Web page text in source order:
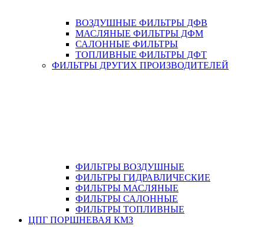
ВОЗДУШНЫЕ ФИЛЬТРЫ ДФВ
МАСЛЯНЫЕ ФИЛЬТРЫ ДФМ
САЛОННЫЕ ФИЛЬТРЫ
ТОПЛИВНЫЕ ФИЛЬТРЫ ДФТ
ФИЛЬТРЫ ДРУГИХ ПРОИЗВОДИТЕЛЕЙ
ФИЛЬТРЫ ВОЗДУШНЫЕ
ФИЛЬТРЫ ГИДРАВЛИЧЕСКИЕ
ФИЛЬТРЫ МАСЛЯНЫЕ
ФИЛЬТРЫ САЛОННЫЕ
ФИЛЬТРЫ ТОПЛИВНЫЕ
ЦПГ ПОРШНЕВАЯ КМЗ